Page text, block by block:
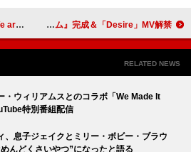
像を公開 プーマ・ブルー、ニューAL『クローク・ドリーム』完成＆「Desire」MV解禁
RELATED NEWS
・ウィリアムスとのコラボ「We Made It
特別番組配信
、息子ジェイクとミリー・ボビー・ブラウ
んどくさいやつ”になったと語る